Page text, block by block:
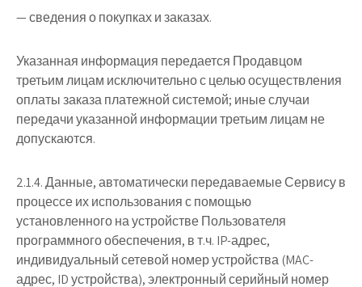
— сведения о покупках и заказах.
Указанная информация передается Продавцом
третьим лицам исключительно с целью осуществления
оплаты заказа платежной системой; иные случаи
передачи указанной информации третьим лицам не
допускаются.
2.1.4. Данные, автоматически передаваемые Сервису в
процессе их использования с помощью
установленного на устройстве Пользователя
программного обеспечения, в т.ч. IP-адрес,
индивидуальный сетевой номер устройства (MAC-
адрес, ID устройства), электронный серийный номер